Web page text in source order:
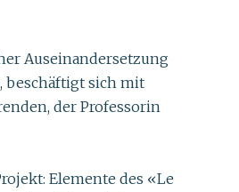
Auseinandersetzung
beschäftigt sich mit
der Professorin
Elemente des «Le